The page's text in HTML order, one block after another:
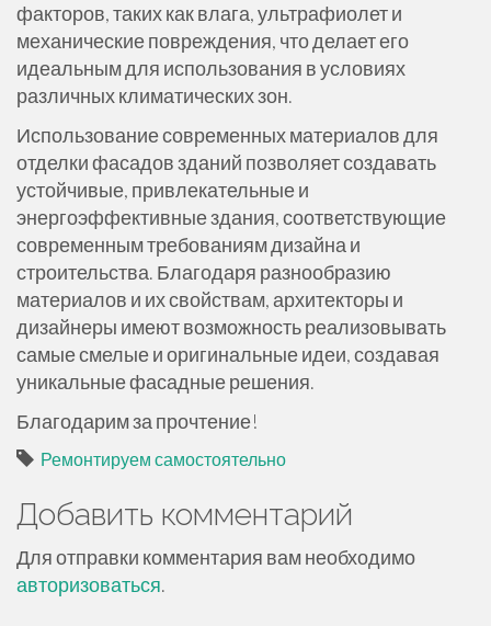
факторов, таких как влага, ультрафиолет и
механические повреждения, что делает его
идеальным для использования в условиях
различных климатических зон.
Использование современных материалов для
отделки фасадов зданий позволяет создавать
устойчивые, привлекательные и
энергоэффективные здания, соответствующие
современным требованиям дизайна и
строительства. Благодаря разнообразию
материалов и их свойствам, архитекторы и
дизайнеры имеют возможность реализовывать
самые смелые и оригинальные идеи, создавая
уникальные фасадные решения.
Благодарим за прочтение!
Ремонтируем самостоятельно
Добавить комментарий
Для отправки комментария вам необходимо
авторизоваться.